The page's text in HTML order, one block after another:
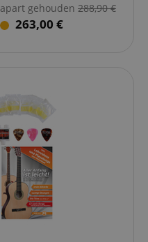
apart gehouden 288,90€
263,00 €